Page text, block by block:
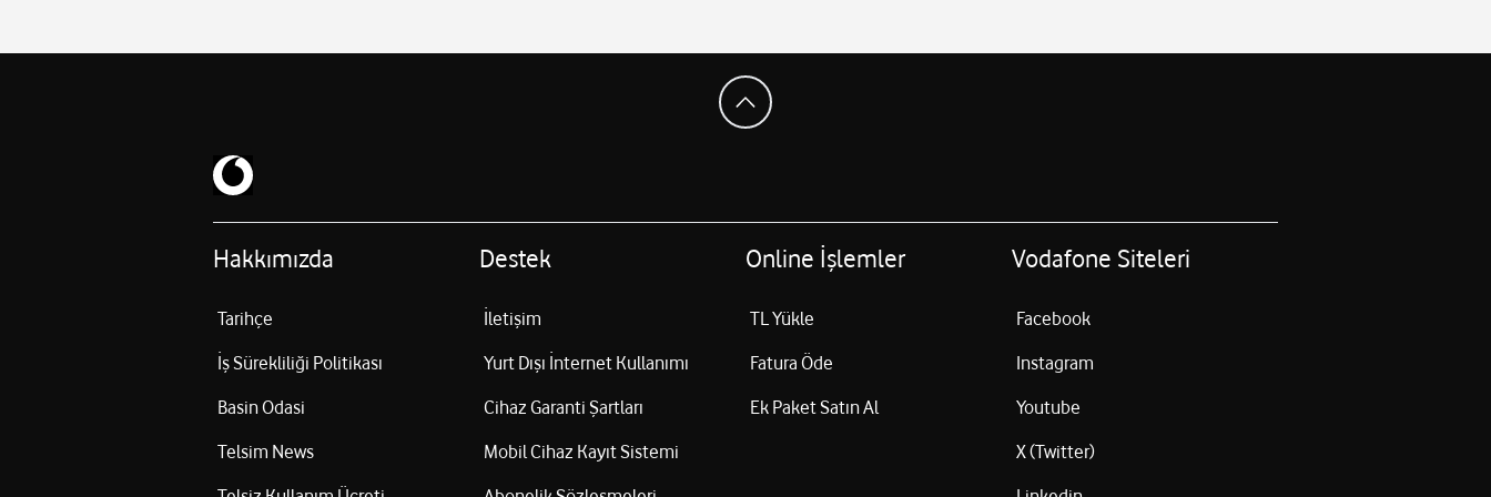
Hakkımızda
Tarihçe
İş Sürekliliği Politikası
Basin Odasi
Telsim News
Destek
İletişim
Yurt Dışı İnternet Kullanımı
Cihaz Garanti Şartları
Mobil Cihaz Kayıt Sistemi
Online İşlemler
TL Yükle
Fatura Öde
Ek Paket Satın Al
Vodafone Siteleri
Facebook
Instagram
Youtube
X (Twitter)